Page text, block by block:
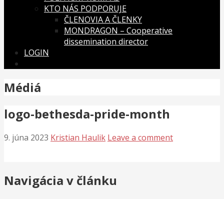
KTO NÁS PODPORUJE
ČLENOVIA A ČLENKY
MONDRAGON – Cooperative
dissemination director
LOGIN
Médiá
logo-bethesda-pride-month
9. júna 2023 Kristian Haulik Leave a comment
Navigácia v článku